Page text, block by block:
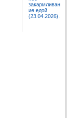
закармливан
ие едой
(23.04.2026).